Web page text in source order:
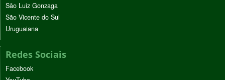
São Luiz Gonzaga
São Vicente do Sul
Uruguaiana
Redes Sociais
Facebook